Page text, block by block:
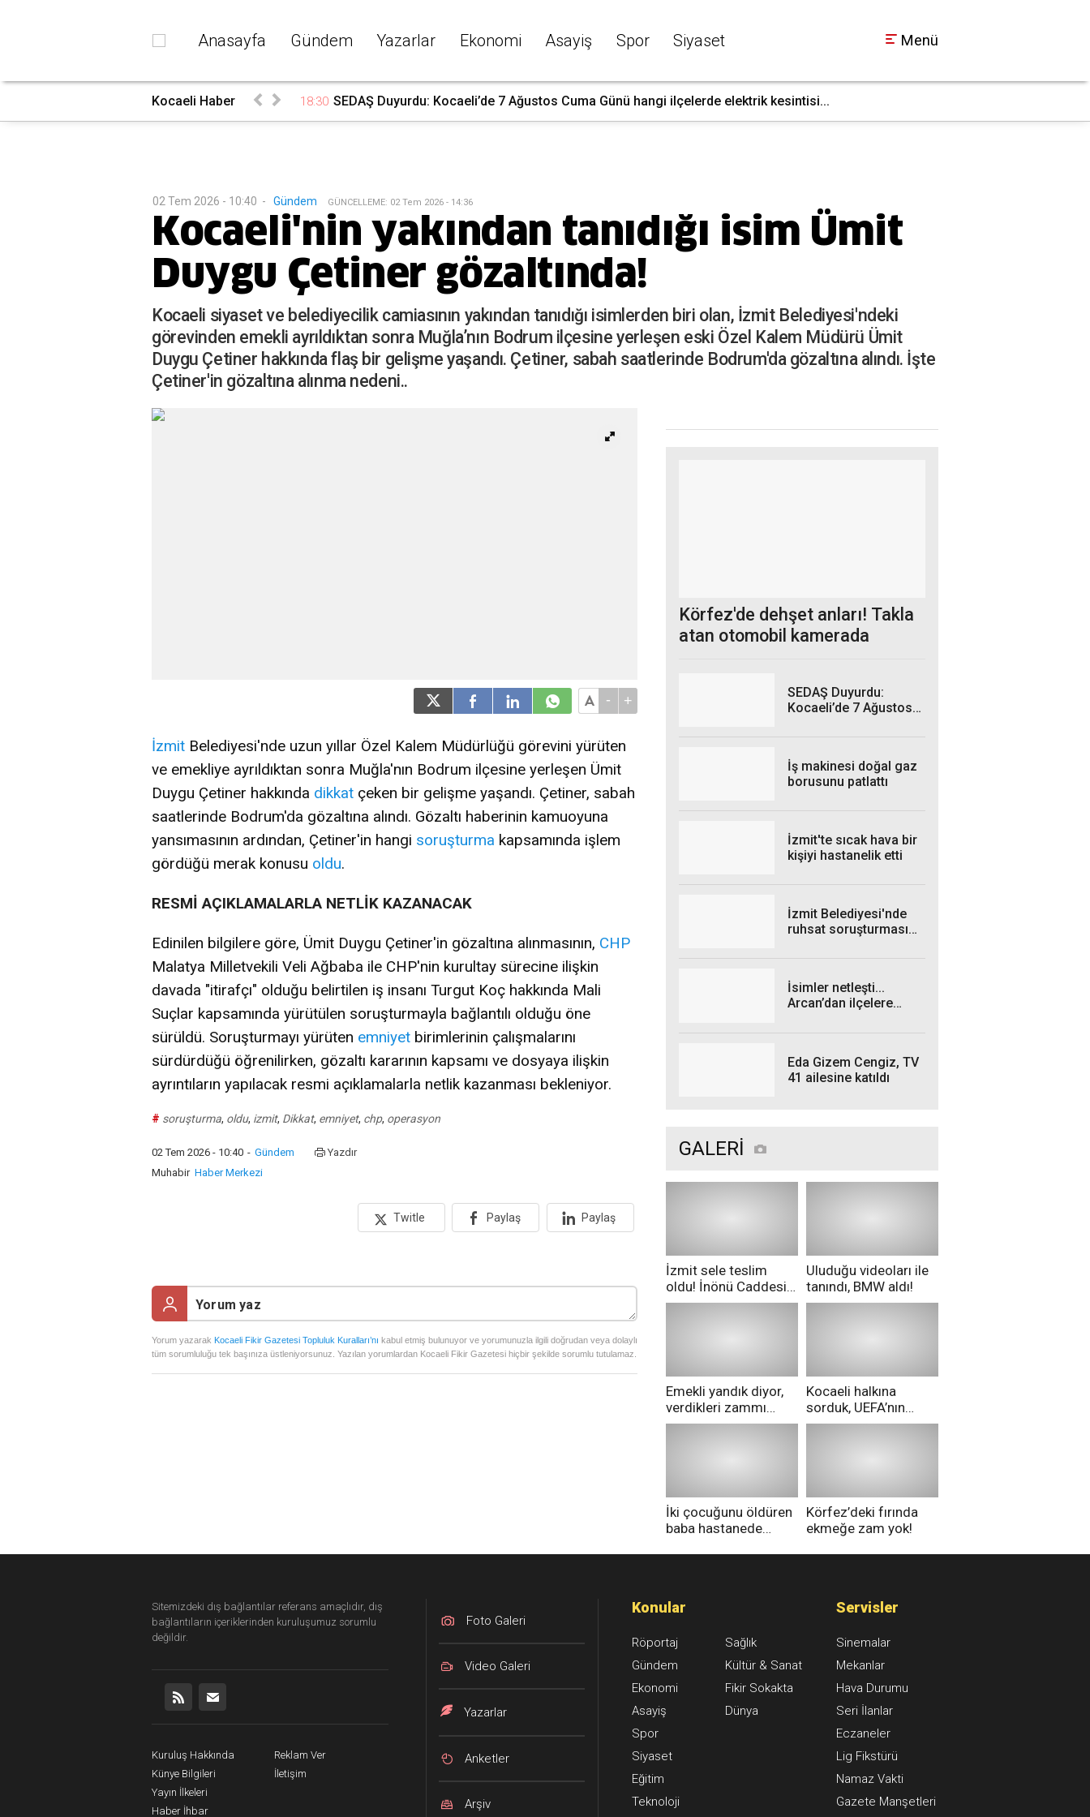
Anasayfa Gündem Yazarlar Ekonomi Asayiş Spor Siyaset Menü
Kocaeli Haber 18:30 SEDAŞ Duyurdu: Kocaeli’de 7 Ağustos Cuma Günü hangi ilçelerde elektrik kesintisi...
02 Tem 2026 - 10:40 - Gündem GÜNCELLEME: 02 Tem 2026 - 14:36
Kocaeli'nin yakından tanıdığı isim Ümit
Duygu Çetiner gözaltında!
Kocaeli siyaset ve belediyecilik camiasının yakından tanıdığı isimlerden biri olan, İzmit Belediyesi'ndeki
görevinden emekli ayrıldıktan sonra Muğla’nın Bodrum ilçesine yerleşen eski Özel Kalem Müdürü Ümit
Duygu Çetiner hakkında flaş bir gelişme yaşandı. Çetiner, sabah saatlerinde Bodrum'da gözaltına alındı. İşte
Çetiner'in gözaltına alınma nedeni..
- +
İzmit Belediyesi'nde uzun yıllar Özel Kalem Müdürlüğü görevini yürüten
ve emekliye ayrıldıktan sonra Muğla'nın Bodrum ilçesine yerleşen Ümit
Duygu Çetiner hakkında dikkat çeken bir gelişme yaşandı. Çetiner, sabah
saatlerinde Bodrum'da gözaltına alındı. Gözaltı haberinin kamuoyuna
yansımasının ardından, Çetiner'in hangi soruşturma kapsamında işlem
gördüğü merak konusu oldu.
RESMİ AÇIKLAMALARLA NETLİK KAZANACAK
Edinilen bilgilere göre, Ümit Duygu Çetiner'in gözaltına alınmasının, CHP
Malatya Milletvekili Veli Ağbaba ile CHP'nin kurultay sürecine ilişkin
davada "itirafçı" olduğu belirtilen iş insanı Turgut Koç hakkında Mali
Suçlar kapsamında yürütülen soruşturmayla bağlantılı olduğu öne
sürüldü. Soruşturmayı yürüten emniyet birimlerinin çalışmalarını
sürdürdüğü öğrenilirken, gözaltı kararının kapsamı ve dosyaya ilişkin
ayrıntıların yapılacak resmi açıklamalarla netlik kazanması bekleniyor.
# soruşturma, oldu, izmit, Dikkat, emniyet, chp, operasyon
02 Tem 2026 - 10:40 - Gündem
Yazdır
Muhabir Haber Merkezi
Twitle Paylaş Paylaş
Yorum yazarak Kocaeli Fikir Gazetesi Topluluk Kuralları’nı kabul etmiş bulunuyor ve yorumunuzla ilgili doğrudan veya dolaylı
tüm sorumluluğu tek başınıza üstleniyorsunuz. Yazılan yorumlardan Kocaeli Fikir Gazetesi hiçbir şekilde sorumlu tutulamaz.
Körfez'de dehşet anları! Takla
atan otomobil kamerada
SEDAŞ Duyurdu:
Kocaeli’de 7 Ağustos
İş makinesi doğal gaz
borusunu patlattı
İzmit'te sıcak hava bir
kişiyi hastanelik etti
İzmit Belediyesi'nde
ruhsat soruşturması
İsimler netleşti...
Arcan’dan ilçelere
Eda Gizem Cengiz, TV
41 ailesine katıldı
GALERİ
İzmit sele teslim
oldu! İnönü Caddesi
göle döndü!
Uluduğu videoları ile
tanındı, BMW aldı!
Emekli yandık diyor,
verdikleri zammı
pazarda geri aldılar!
Kocaeli halkına
sorduk, UEFA’nın
Merih Demiral kararı
İki çocuğunu öldüren
baba hastanede
Körfez’deki fırında
ekmeğe zam yok!
Sitemizdeki dış bağlantılar referans amaçlıdır, dış
bağlantıların içeriklerinden kuruluşumuz sorumlu
değildir.
Kuruluş Hakkında
Künye Bilgileri
Yayın İlkeleri
Haber İhbar
Reklam Ver
İletişim
Foto Galeri
Video Galeri
Yazarlar
Anketler
Arşiv
Konular
Röportaj
Gündem
Ekonomi
Asayiş
Spor
Siyaset
Eğitim
Teknoloji
Sağlık
Kültür & Sanat
Fikir Sokakta
Dünya
Servisler
Sinemalar
Mekanlar
Hava Durumu
Seri İlanlar
Eczaneler
Lig Fikstürü
Namaz Vakti
Gazete Manşetleri